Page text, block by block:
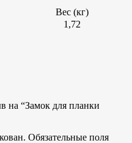
Вес (кг)
1,72
на “Замок для планки
Обязательные поля